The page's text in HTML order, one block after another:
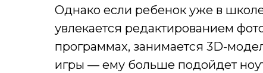
Однако если ребенок уже в
увлекается редактированием
программах, занимается 3D-
игры — ему больше подойдет